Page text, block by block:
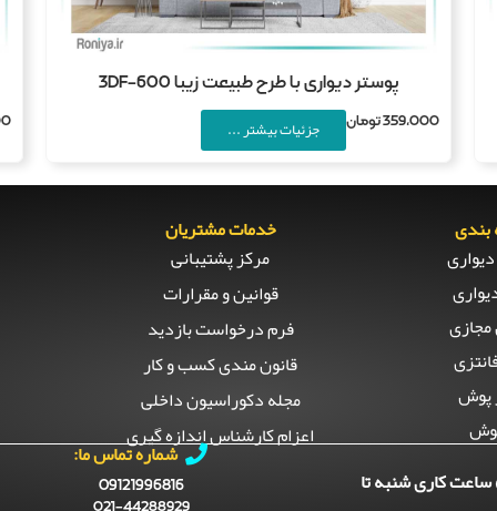
پوستر دیواری با طرح طبیعت زیبا 3DF-600
359,000تومان جزئیات بیشتر ...
پوش
خدمات مشتریان
مرکز پشتیبانی
قوانین و مقرارات
فرم درخواست بازدید
قانون مندی کسب و کار
مجله دکوراسیون داخلی
اعزام کارشناس اندازه گیری
ساعت کاری شنبه تا
شماره تماس ما:
09121996816